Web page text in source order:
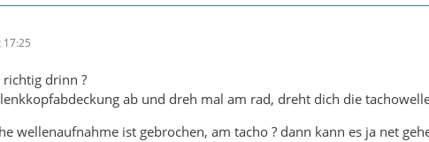
17:25
drinn ?
ab und dreh mal am rad, dreht dich die
wellenaufnahme ist gebrochen, am tacho ? dann kann es ja net